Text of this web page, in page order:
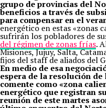
grupo de provincias del
beneficios a través de
para compensar en el
energético en estas «zonas
sufrirán los pobladores de
del régimen de zonas frías.
Misiones, Jujuy, Salta,
fijos del staff de aliados del
En medio de esa
espera de la resolución
comente como «zona
energético que registran
reunión de este martes